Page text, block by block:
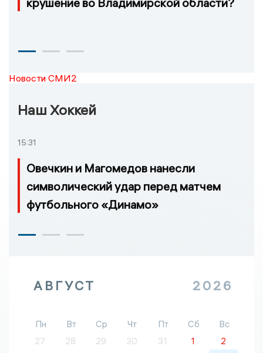
Новости СМИ2
Наш Хоккей
15:31
Овечкин и Магомедов нанесли
символический удар перед матчем
футбольного «Динамо»
АВГУСТ 2026
Пн Вт Ср Чт Пт Сб
Вс
27
28 29 30 31 1
2